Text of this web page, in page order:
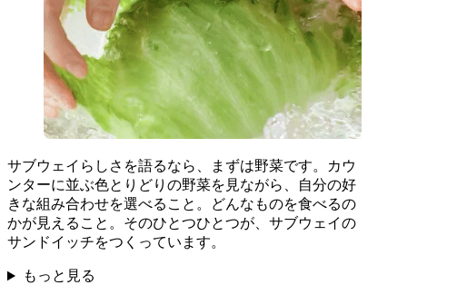
サブウェイらしさを語るなら、まずは野菜です。カウ
ンターに並ぶ色とりどりの野菜を見ながら、自分の好
きな組み合わせを選べること。どんなものを食べるの
かが見えること。そのひとつひとつが、サブウェイの
サンドイッチをつくっています。
もっと見る